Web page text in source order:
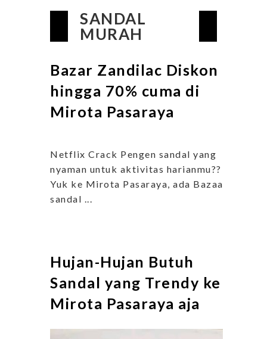
SANDAL
MURAH
Bazar Zandilac Diskon
hingga 70% cuma di
Mirota Pasaraya
Netflix Crack Pengen sandal yang
nyaman untuk aktivitas harianmu??
Yuk ke Mirota Pasaraya, ada Bazaar
sandal ...
Hujan-Hujan Butuh
Sandal yang Trendy ke
Mirota Pasaraya aja